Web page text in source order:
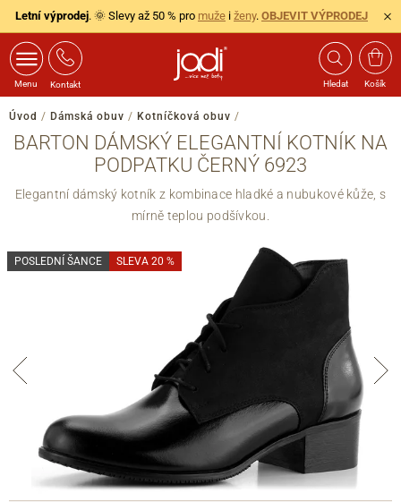
Letní výprodej. 🌞 Slevy až 50 % pro muže i ženy. OBJEVIT VÝPRODEJ
Menu Kontakt Hledat Košík
Úvod / Dámská obuv / Kotníčková obuv /
BARTON DÁMSKÝ ELEGANTNÍ KOTNÍK NA
PODPATKU ČERNÝ 6923
Elegantní dámský kotník z kombinace hladké a nubukové kůže, s
mírně teplou podšívkou.
POSLEDNÍ ŠANCE SLEVA 20 %